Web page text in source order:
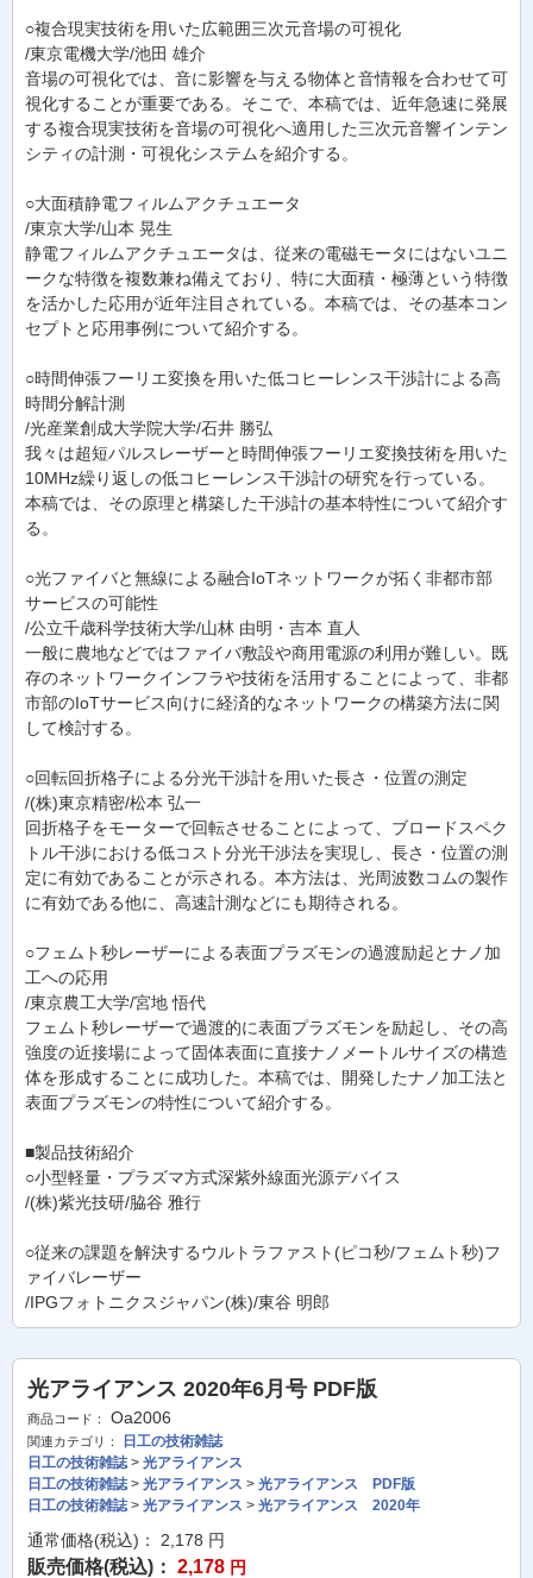
○複合現実技術を用いた広範囲三次元音場の可視化
/東京電機大学/池田 雄介
音場の可視化では、音に影響を与える物体と音情報を合わせて可
視化することが重要である。そこで、本稿では、近年急速に発展
する複合現実技術を音場の可視化へ適用した三次元音響インテン
シティの計測・可視化システムを紹介する。
○大面積静電フィルムアクチュエータ
/東京大学/山本 晃生
静電フィルムアクチュエータは、従来の電磁モータにはないユニ
ークな特徴を複数兼ね備えており、特に大面積・極薄という特徴
を活かした応用が近年注目されている。本稿では、その基本コン
セプトと応用事例について紹介する。
○時間伸張フーリエ変換を用いた低コヒーレンス干渉計による高
時間分解計測
/光産業創成大学院大学/石井 勝弘
我々は超短パルスレーザーと時間伸張フーリエ変換技術を用いた
10MHz繰り返しの低コヒーレンス干渉計の研究を行っている。
本稿では、その原理と構築した干渉計の基本特性について紹介す
る。
○光ファイバと無線による融合IoTネットワークが拓く非都市部
サービスの可能性
/公立千歳科学技術大学/山林 由明・吉本 直人
一般に農地などではファイバ敷設や商用電源の利用が難しい。既
存のネットワークインフラや技術を活用することによって、非都
市部のIoTサービス向けに経済的なネットワークの構築方法に関
して検討する。
○回転回折格子による分光干渉計を用いた長さ・位置の測定
/(株)東京精密/松本 弘一
回折格子をモーターで回転させることによって、ブロードスペク
トル干渉における低コスト分光干渉法を実現し、長さ・位置の測
定に有効であることが示される。本方法は、光周波数コムの製作
に有効である他に、高速計測などにも期待される。
○フェムト秒レーザーによる表面プラズモンの過渡励起とナノ加
工への応用
/東京農工大学/宮地 悟代
フェムト秒レーザーで過渡的に表面プラズモンを励起し、その高
強度の近接場によって固体表面に直接ナノメートルサイズの構造
体を形成することに成功した。本稿では、開発したナノ加工法と
表面プラズモンの特性について紹介する。
■製品技術紹介
○小型軽量・プラズマ方式深紫外線面光源デバイス
/(株)紫光技研/脇谷 雅行
○従来の課題を解決するウルトラファスト(ピコ秒/フェムト秒)フ
ァイバレーザー
/IPGフォトニクスジャパン(株)/東谷 明郎
光アライアンス 2020年6月号 PDF版
商品コード： Oa2006
関連カテゴリ：
日工の技術雑誌
日工の技術雑誌> 光アライアンス
日工の技術雑誌> 光アライアンス > 光アライアンス PDF版
日工の技術雑誌> 光アライアンス > 光アライアンス 2020年
通常価格(税込)： 2,178 円
販売価格(税込)： 2,178 円